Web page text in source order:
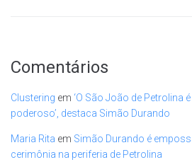
Comentários
Clustering em ‘O São João de
poderoso’, destaca Simão Durando
Maria Rita em Simão Durando é
cerimônia na periferia de Petrolina